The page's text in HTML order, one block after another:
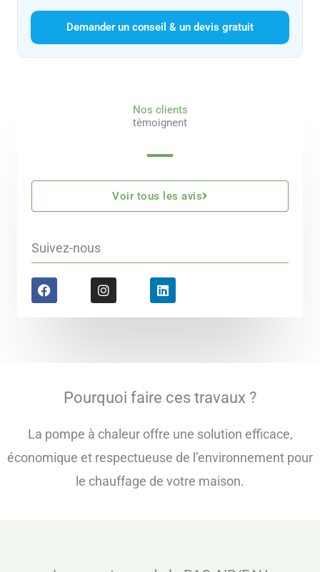
Demander un conseil & un devis gratuit
Nos clients
témoignent
Voir tous les avis
Suivez-nous
F
a
I
n
t
L
i
k
i
Pourquoi faire ces travaux ?​
La pompe à chaleur offre une solution efficace,
économique et respectueuse de l’environnement pour
le chauffage de votre maison.